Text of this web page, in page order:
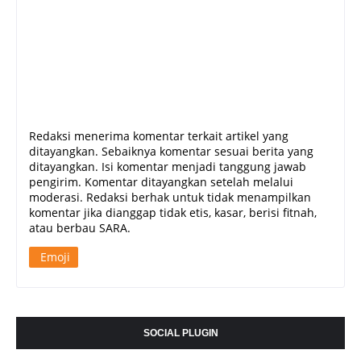
Redaksi menerima komentar terkait artikel yang
ditayangkan. Sebaiknya komentar sesuai berita yang
ditayangkan. Isi komentar menjadi tanggung jawab
pengirim. Komentar ditayangkan setelah melalui
moderasi. Redaksi berhak untuk tidak menampilkan
komentar jika dianggap tidak etis, kasar, berisi fitnah,
atau berbau SARA.
Emoji
SOCIAL PLUGIN